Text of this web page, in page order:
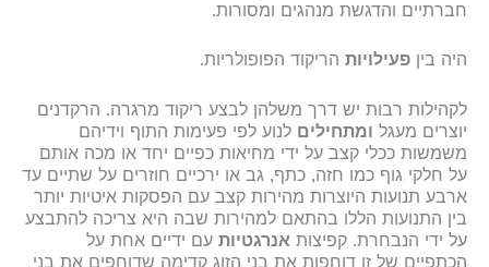
חברתיים והדגשת מנהגים ומסורות.
היה בין פעילויות הריקוד הפופולריות.
לקהילות רבות יש דרך משלהן לבצע ריקוד מרגרה. הרקדנים
יוצרים מעגל ומתחילים לנוע לפי פעימות התוף וידיהם
משמשות ככלי קצב על ידי מחיאות כפיים יחד או מכה אותם
על חלקי גוף כמו חזה, כתף, גב או ירכיים חוזרים על שתיים עד
ארבע תנועות היוצרות מהירות קצב עם הפסקות איטיות יותר
בין התנועות הללו בהתאם למהירות שבה היא צריכה להתבצע
על ידי הנבחרת. קפיצות אנרגטיות עם ידיים אחת על
הכתפיים של זו דוחפות את בני הזוג קדימה שדוחפים את בני